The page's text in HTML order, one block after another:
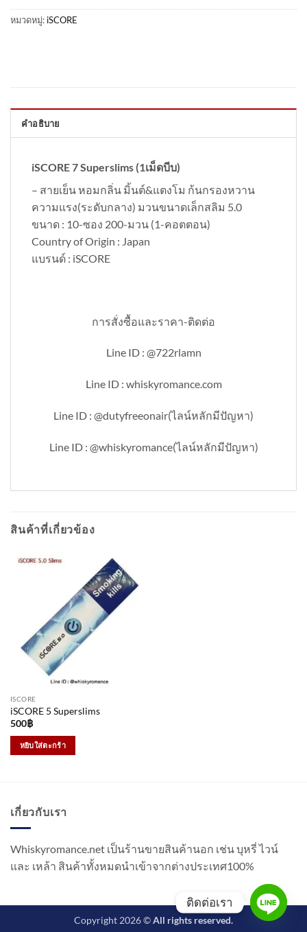
หมวดหมู่: iSCORE
คำอธิบาย
iSCORE 7 Superslims (1เม็ดบีบ)
– สายเย็น หอมกลิ่น มิ้นต์&แตงโม ก้นกรองหวาน
ความแรง(ระดับกลาง) มวนขนาดเล็กสลิม 5.0
ขนาด : 10-ซอง 200-มวน (1-คอตตอน)
Country of Origin : Japan
แบรนด์ : iSCORE
การสั่งซื้อและราคา-ติดต่อ
Line ID : @722rlamn
Line ID : whiskyromance.com
Line ID : @dutyfreeonair(ไลน์หลักมีปัญหา)
Line ID : @whiskyromance(ไลน์หลักมีปัญหา)
สินค้าที่เกี่ยวข้อง
ISCORE
iSCORE 5 Superslims
500฿
หยิบใส่ตะกร้า
เกี่ยวกับเรา
Whiskyromance.net เป็นร้านขายสินค้านอก เช่น บุหรี่ ไวน์
และ เหล้า สินค้าทั้งหมดนำเข้าจากต่างประเทศ100%
Copyright 2026 ©All rights reserved.
ติดต่อเรา